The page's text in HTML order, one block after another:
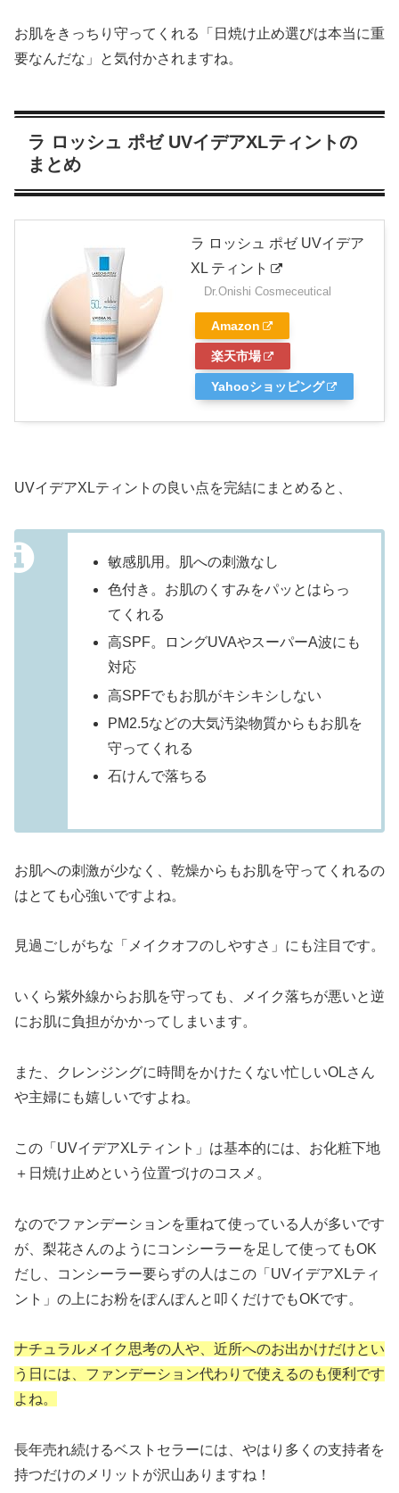
お肌をきっちり守ってくれる「日焼け止め選びは本当に重
要なんだな」と気付かされますね。
ラ ロッシュ ポゼ UVイデアXLティントの
まとめ
ラ ロッシュ ポゼ UVイデア
XL ティント
Dr.Onishi Cosmeceutical
Amazon
楽天市場
Yahooショッピング
UVイデアXLティントの良い点を完結にまとめると、
敏感肌用。肌への刺激なし
色付き。お肌のくすみをパッとはらっ
てくれる
高SPF。ロングUVAやスーパーA波にも
対応
高SPFでもお肌がキシキシしない
PM2.5などの大気汚染物質からもお肌を
守ってくれる
石けんで落ちる
お肌への刺激が少なく、乾燥からもお肌を守ってくれるの
はとても心強いですよね。
見過ごしがちな「メイクオフのしやすさ」にも注目です。
いくら紫外線からお肌を守っても、メイク落ちが悪いと逆
にお肌に負担がかかってしまいます。
また、クレンジングに時間をかけたくない忙しいOLさん
や主婦にも嬉しいですよね。
この「UVイデアXLティント」は基本的には、お化粧下地
＋日焼け止めという位置づけのコスメ。
なのでファンデーションを重ねて使っている人が多いです
が、梨花さんのようにコンシーラーを足して使ってもOK
だし、コンシーラー要らずの人はこの「UVイデアXLティ
ント」の上にお粉をぽんぽんと叩くだけでもOKです。
ナチュラルメイク思考の人や、近所へのお出かけだけとい
う日には、ファンデーション代わりで使えるのも便利です
よね。
長年売れ続けるベストセラーには、やはり多くの支持者を
持つだけのメリットが沢山ありますね！